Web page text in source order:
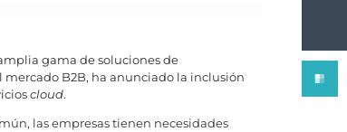
gama de soluciones de
B2B, ha anunciado la inclusión
cloud.
las empresas tienen necesidades